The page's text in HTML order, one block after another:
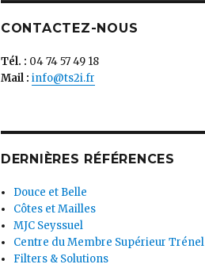
CONTACTEZ-NOUS
Tél. : 04 74 57 49 18
Mail : info@ts2i.fr
DERNIÈRES RÉFÉRENCES
Douce et Belle
Côtes et Mailles
MJC Seyssuel
Centre du Membre Supérieur Trénel
Filters & Solutions